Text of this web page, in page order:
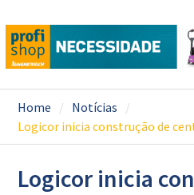
Home
Notícias
Logicor inicia construção de
Logicor inicia